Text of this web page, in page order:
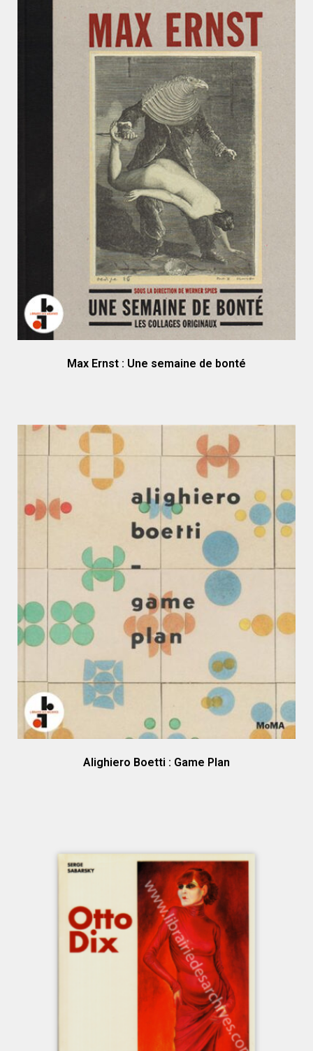
Max Ernst : Une semaine de bonté
Alighiero Boetti : Game Plan